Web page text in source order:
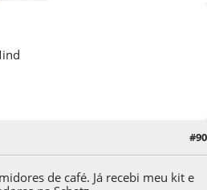
#90
de café. Já recebi meu kit e